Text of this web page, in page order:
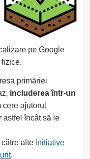
pe Google
primăriei
includerea într-un
cere ajutorul
astfel încât să le
alte inițiative
.